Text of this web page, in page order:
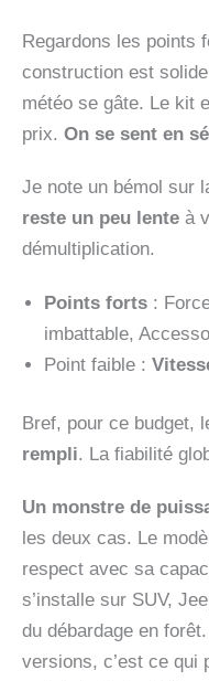
Regardons les points
construction est
météo se gâte. Le kit
prix. On se sent en
Je note un bémol sur
reste un peu lente à
démultiplication.
Points forts :
imbattable,
Point faible :
Bref, pour ce budget,
rempli. La fiabilité
Un monstre de
les deux cas. Le
respect avec sa
s’installe sur SUV,
du débardage en
versions, c’est ce qui